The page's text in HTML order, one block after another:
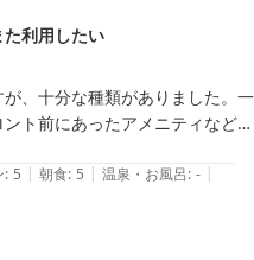
でございます。
ぞお身体にお気をつけてお過
会いできますことをスタッフ
る点や、施設の新しさや清潔
一同大変嬉しく拝読いたしま
ル規格」とお感じいただけた
ゲージラックについてご不便
よう、いただいたご意見を参
利用したい
、十分な種類がありました。一
ト前にあったアメニティなども
いきたいです。
: 5 | 朝食: 5 | 温泉・お風呂: - |